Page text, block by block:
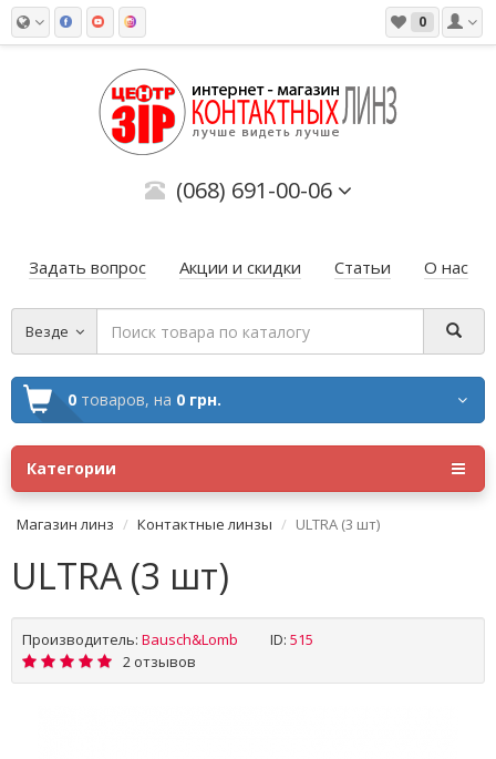
0
(068) 691-00-06
Задать вопрос Акции и скидки Статьи О нас
Везде
0 товаров, на 0 грн.
Категории
Магазин линз Контактные линзы ULTRA (3 шт)
ULTRA (3 шт)
Производитель: Bausch&Lomb ID: 515
2 отзывов